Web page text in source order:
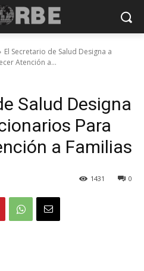
El Secretario de Salud Designa a
Atención a...
Salud Designa
Para
a Familias
0
1431